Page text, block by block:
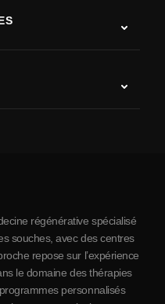
régénérative spécialisé
souches, avec des centres
repose sur l’expérience
le domaine des thérapies
personnalisés